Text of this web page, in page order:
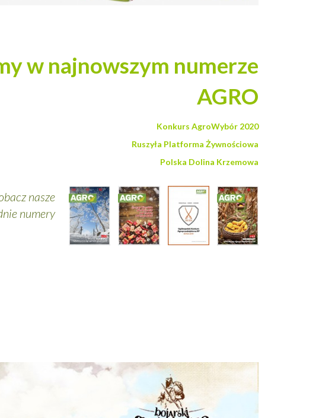
w najnowszym numerze
AGRO
Konkurs AgroWybór 2020
Ruszyła Platforma Żywnościowa
Polska Dolina Krzemowa
nasze
numery